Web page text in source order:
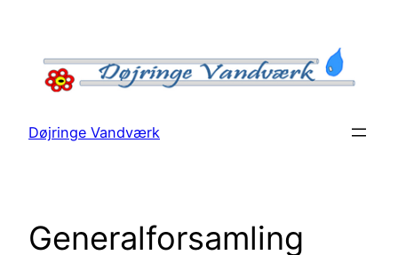
indhold
Døjringe Vandværk
Generalforsamling